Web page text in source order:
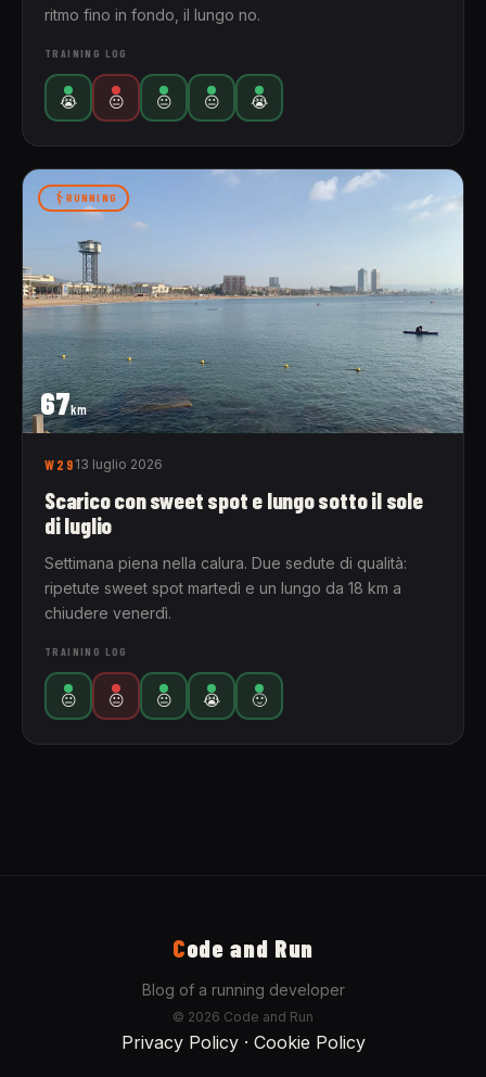
ritmo fino in fondo, il lungo no.
TRAINING LOG
😭 😐 😐 😐 😭
67km
RUNNING
W29 13 luglio 2026
Scarico con sweet spot e lungo sotto il sole
di luglio
Settimana piena nella calura. Due sedute di qualità:
ripetute sweet spot martedì e un lungo da 18 km a
chiudere venerdì.
TRAINING LOG
😐 😐 😐 😭 🙂
Code and Run
Blog of a running developer
© 2026 Code and Run
Privacy Policy· Cookie Policy